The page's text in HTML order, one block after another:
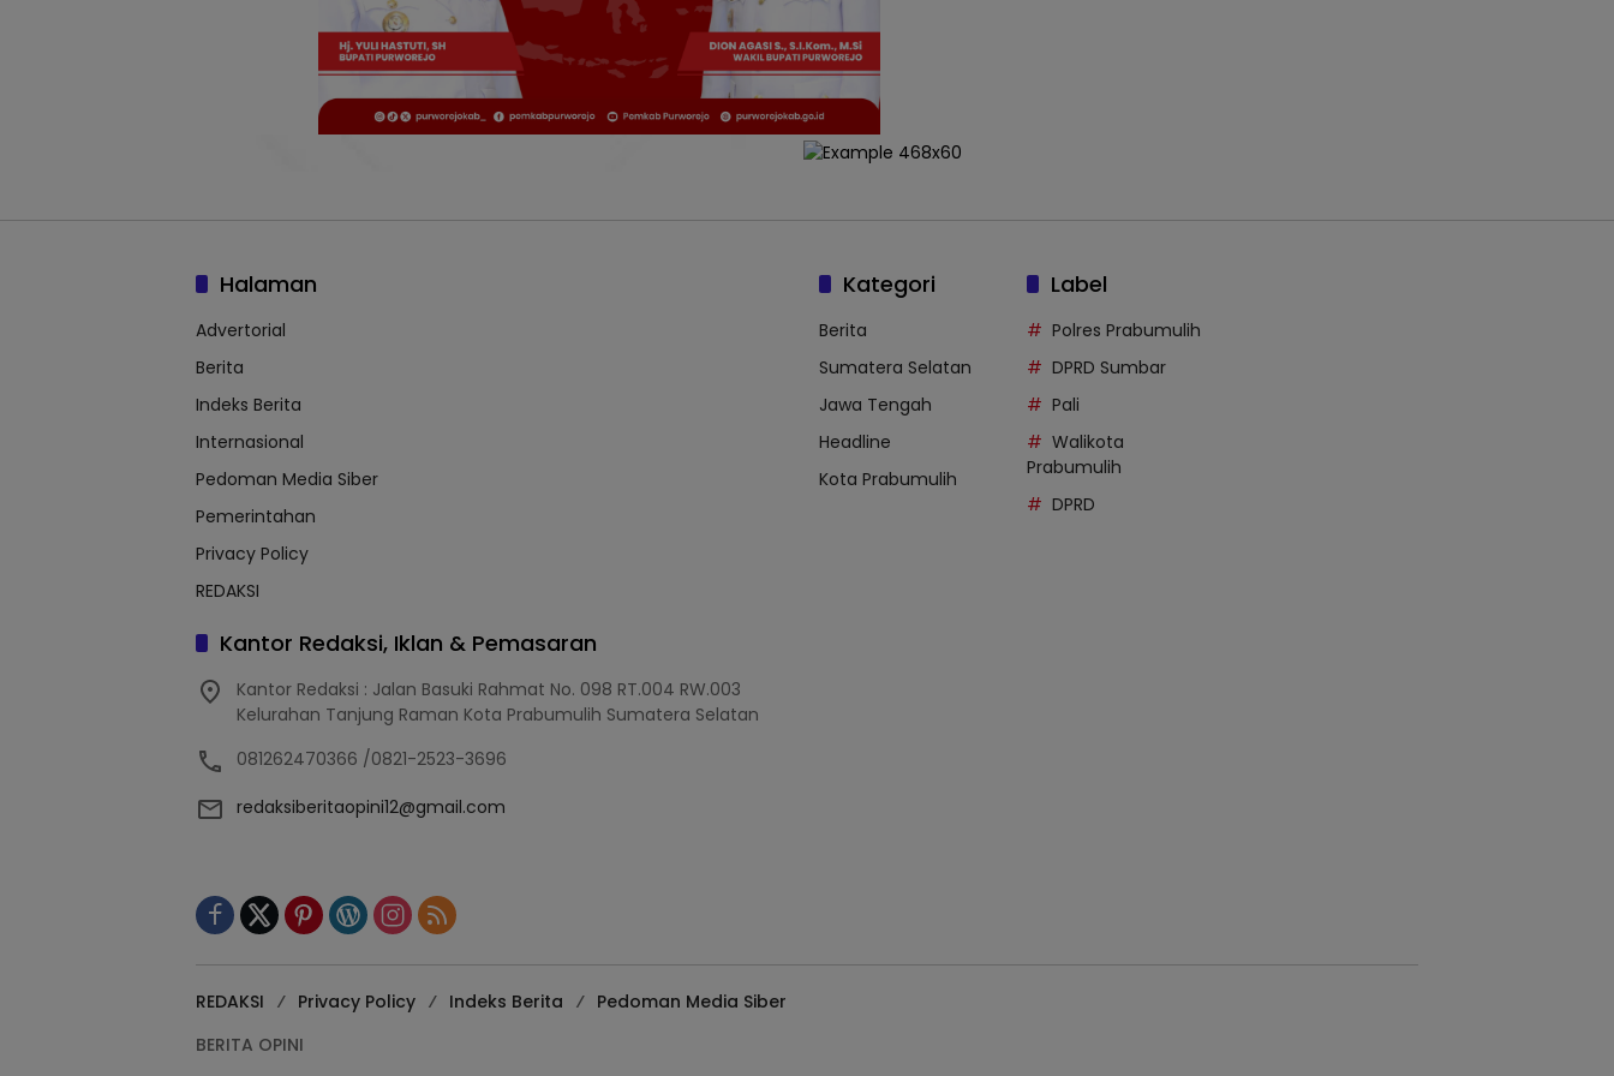
Halaman
Advertorial
Berita
Indeks Berita
Internasional
Pedoman Media Siber
Pemerintahan
Privacy Policy
REDAKSI
Kantor Redaksi, Iklan & Pemasaran
Kantor Redaksi : Jalan Basuki Rahmat No. 098 RT.004 RW.003
Kelurahan Tanjung Raman Kota Prabumulih Sumatera Selatan
081262470366 /0821-2523-3696
redaksiberitaopini12@gmail.com
Kategori
Berita
Sumatera Selatan
Jawa Tengah
Headline
Kota Prabumulih
Label
Polres Prabumulih
DPRD Sumbar
Pali
Walikota
Prabumulih
DPRD
REDAKSI Privacy Policy Indeks Berita
Pedoman Media Siber
BERITA OPINI